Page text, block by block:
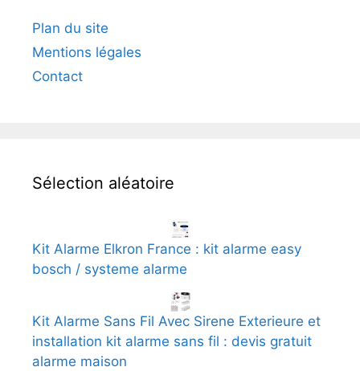
Plan du site
Mentions légales
Contact
Sélection aléatoire
Kit Alarme Elkron France : kit alarme easy
bosch / systeme alarme
Kit Alarme Sans Fil Avec Sirene Exterieure et
installation kit alarme sans fil : devis gratuit
alarme maison